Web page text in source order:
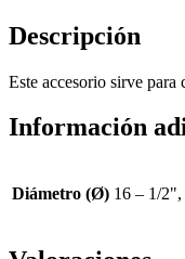
Descripción
Este accesorio sirve para
Información
Diámetro (Ø) 16 – 1/